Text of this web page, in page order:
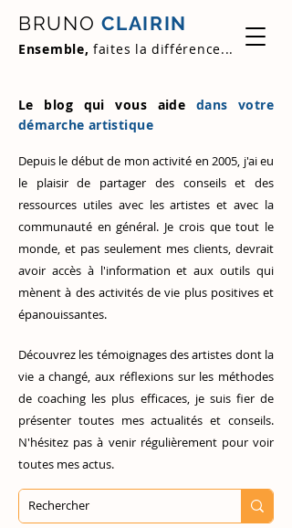
BRUNO CLAIRIN
Ensemble, faites la différence...
Le blog qui vous aide dans votre
démarche artistique
Depuis le début de mon activité en 2005, j'ai eu
le plaisir de partager des conseils et des
ressources utiles avec les artistes et avec la
communauté en général. Je crois que tout le
monde, et pas seulement mes clients, devrait
avoir accès à l'information et aux outils qui
mènent à des activités de vie plus positives et
épanouissantes.
Découvrez les témoignages des artistes dont la
vie a changé, aux réflexions sur les méthodes
de coaching les plus efficaces, je suis fier de
présenter toutes mes actualités et conseils.
N'hésitez pas à venir régulièrement pour voir
toutes mes actus.